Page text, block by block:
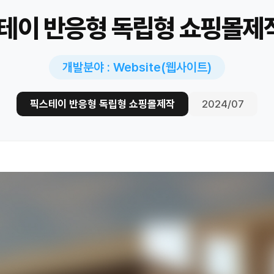
이 반응형 독립형 쇼핑몰제
개발분야 : Website(웹사이트)
픽스테이 반응형 독립형 쇼핑몰제작 2024/07